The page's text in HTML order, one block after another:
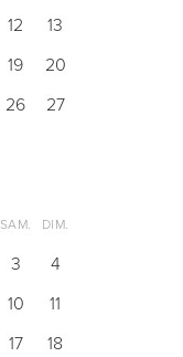
12
13
19
20
26
27
SAM. DIM.
3
4
10
11
17
18